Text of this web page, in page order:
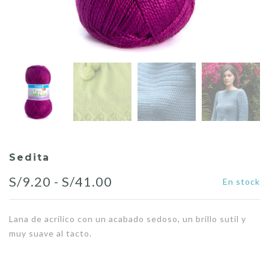
Sedita
S/9.20 - S/41.00
de
precios:
En stock
Lana de acrílico con un acabado sedoso, un brillo sutil y
muy suave al tacto.